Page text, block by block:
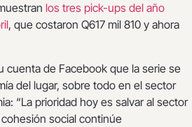
los tres pick-ups del año
, que costaron Q617 mil 810 y ahora
cuenta de Facebook que la serie se
del lugar, sobre todo en el sector
“La prioridad hoy es salvar al sector
social continúe